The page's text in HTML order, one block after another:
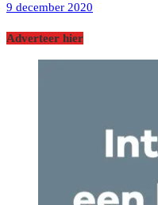
9 december 2020
Adverteer hier